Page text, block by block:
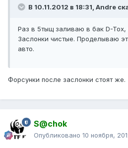
В 10.11.2012 в 18:31, Andre
Раз в 5тыщ заливаю в бак D-Tox,
Заслонки чистые. Проделываю
авто.
Форсунки после заслонки стоят же.
S@chok
Опубликовано 10 ноября,